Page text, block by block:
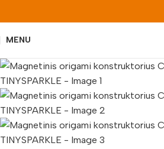
MENU